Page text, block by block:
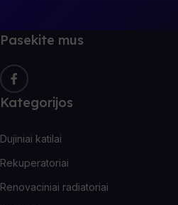
Pasekite mus
Kategorijos
Dujiniai katilai
Rekuperatoriai
Renovaciniai radiatoriai